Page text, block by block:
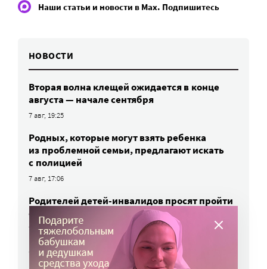
Наши статьи и новости в Max. Подпишитесь
НОВОСТИ
Вторая волна клещей ожидается в конце
августа — начале сентября
7 авг, 19:25
Родных, которые могут взять ребенка
из проблемной семьи, предлагают искать
с полицией
7 авг, 17:06
Родителей детей-инвалидов просят пройти
опрос о трудоустройстве
7 авг, 15:34
«Энхерту» от рака груди включили
в перечень жизненно важных препаратов